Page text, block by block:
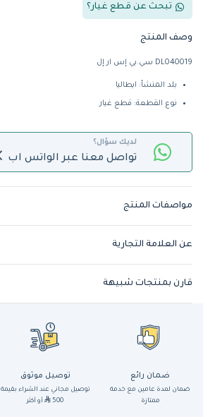
تبحث عن قطع غيار؟
وصف المنتج
DL040019 سي.بي إس ار إل
بلد المنشأ: ايطاليا
نوع القطعة: قطع غيار
لديك سؤال؟
تواصل معنا عبر الواتس اب
مواصفات المنتج
عن العلامة التجارية
قارن بمنتجات شبيهة
ضمان رائع
ضمان لمدة عامين مع خدمة
ممتازة
توصيل موثوق
توصيل مجاني عند الشراء بقيمة
500
أو أكثر